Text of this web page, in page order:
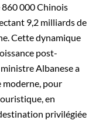
860 000 Chinois
9,2 milliards de
Cette dynamique
post-
Albanese a
moderne, pour
en
privilégiée